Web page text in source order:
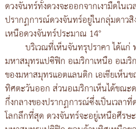
ดวงจันทร์ทั้งดวงจะออกจากเงามืดใน
ปรากฏการณ์ดวงจันทร์อยู่ในกลุ่มดาวสิ
เหนือดวงจันทร์ประมาณ 14°
บริเวณที่เห็นจันทรุปราคา ได้แก่
มหาสมุทรแปซิฟิก อเมริกาเหนือ อเม
ของมหาสมุทรแอตแลนติก เอเชียเห็น
ทิศตะวันออก ส่วนอเมริกาเห็นได้ขณะ
กึ่งกลางของปรากฏการณ์ซึ่งเป็นเวลาที่
โลกลึกที่สุด ดวงจันทร์จะอยู่เหนือศีรษ